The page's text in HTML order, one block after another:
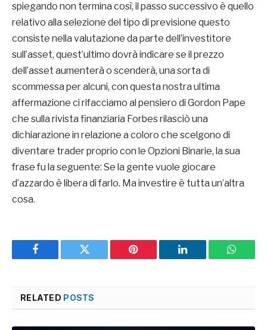
spiegando non termina così, il passo successivo è quello
relativo alla selezione del tipo di previsione questo
consiste nella valutazione da parte dell’investitore
sull’asset, quest’ultimo dovrà indicare se il prezzo
dell’asset aumenterà o scenderà, una sorta di
scommessa per alcuni, con questa nostra ultima
affermazione ci rifacciamo al pensiero di Gordon Pape
che sulla rivista finanziaria Forbes rilasciò una
dichiarazione in relazione a coloro che scelgono di
diventare trader proprio con le Opzioni Binarie, la sua
frase fu la seguente: Se la gente vuole giocare
d’azzardo è libera di farlo. Ma investire è tutta un’altra
cosa.
Facebook Twitter Pinterest LinkedIn
RELATED POSTS